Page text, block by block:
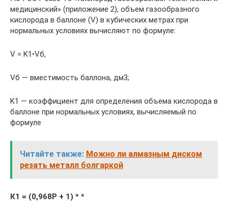
медицинский» (приложение 2), объем газообразного
кислорода в баллоне (V) в кубических метрах при
нормальных условиях вычисляют по формуле:
V = K1•Vб,
Vб — вместимость баллона, дм3;
K1 — коэффициент для определения объема кислорода в
баллоне при нормальных условиях, вычисляемый по
формуле
Читайте также: Можно ли алмазным диском
резать металл болгаркой
К1 = (0,968Р + 1) * *